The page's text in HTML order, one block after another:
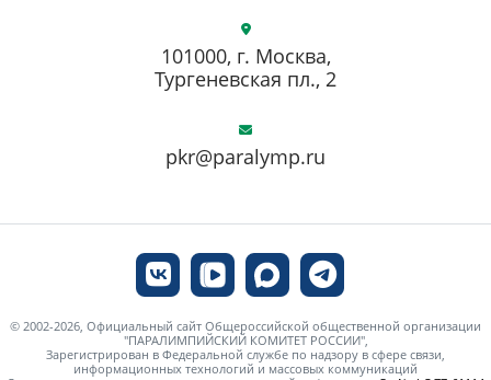
pkr@paralymp.ru
101000, г. Москва,
Тургеневская пл., 2
© 2002-2026, Официальный сайт Общероссийской общественной организации
"ПАРАЛИМПИЙСКИЙ КОМИТЕТ РОССИИ",
Зарегистрирован в Федеральной службе по надзору в сфере связи,
информационных технологий и массовых коммуникаций